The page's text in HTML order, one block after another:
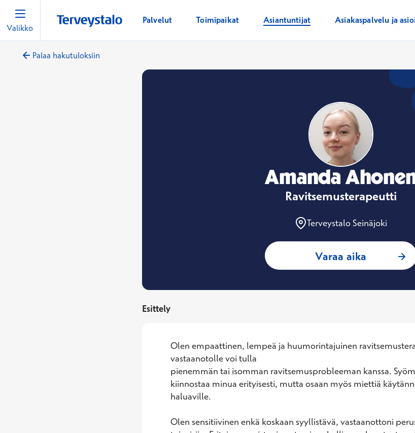
Valikko
Palvelut Toimipaikat Asiantuntijat Asiakaspalvelu ja
Palaa hakutuloksiin
Amanda
Ravitsemusterapeutti
Terveystalo Seinäjoki
Varaa aika :
Esittely
Olen empaattinen, lempeä ja huumorintajuinen
vastaanotolle voi tulla
pienemmän tai isomman ravitsemusprobleeman kanssa.
kiinnostaa minua erityisesti, mutta osaan myös miettiä
haluaville.
Olen sensitiivinen enkä koskaan syyllistävä, vastaanottoni